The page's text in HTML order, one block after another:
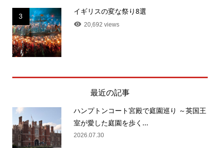
3
イギリスの変な祭り8選
20,692 views
最近の記事
ハンプトンコート宮殿で庭園巡り ～英国王
室が愛した庭園を歩く...
2026.07.30